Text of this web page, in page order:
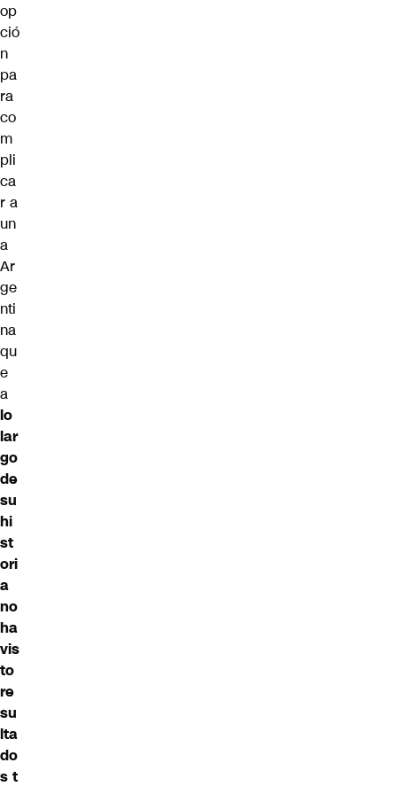
op
ció
n
pa
ra
co
m
pli
ca
r a
un
a
Ar
ge
nti
na
qu
e
a
lo
lar
go
de
su
hi
st
ori
a
no
ha
vis
to
re
su
lta
do
s t